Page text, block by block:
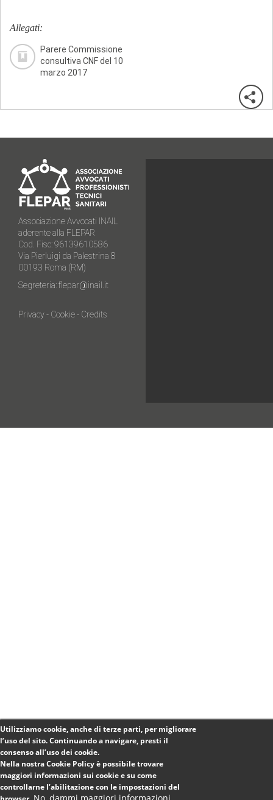
Allegati:
Parere Commissione
consultiva CNF del 10
marzo 2017
Associazione Avvocati INAIL
aderente alla FLEPAR
Cod. Fisc: 96139610586
Via Pierluigi da Palestrina 8
00193 Roma (RM)
Segreteria:flepar@inail.it
Privacy- Cookie- Credits
Utilizziamo cookie, anche di terze parti, per migliorare
l’uso del sito. Continuando a navigare, presti il
consenso all’uso dei cookie.
Nella nostra Cookie Policy è possibile trovare
maggiori informazioni sui cookie e su come
controllarne l’abilitazione con le impostazioni del